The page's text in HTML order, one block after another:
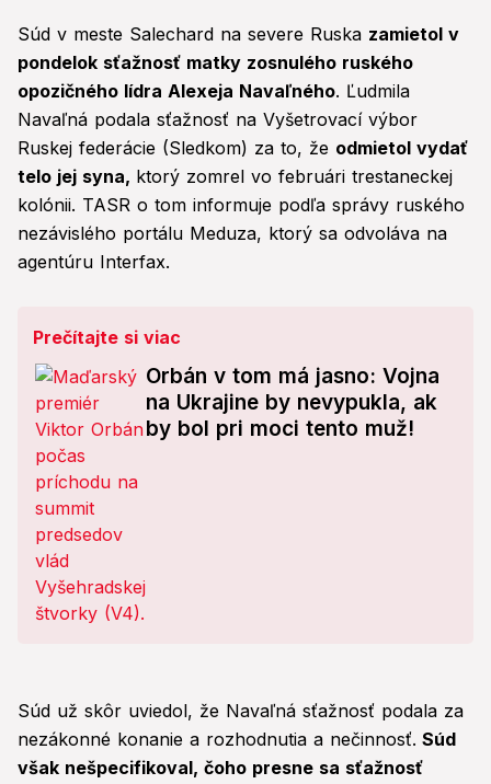
Súd v meste Salechard na severe Ruska zamietol v
pondelok sťažnosť matky zosnulého ruského
opozičného lídra Alexeja Navaľného. Ľudmila
Navaľná podala sťažnosť na Vyšetrovací výbor
Ruskej federácie (Sledkom) za to, že odmietol vydať
telo jej syna, ktorý zomrel vo februári trestaneckej
kolónii. TASR o tom informuje podľa správy ruského
nezávislého portálu Meduza, ktorý sa odvoláva na
agentúru Interfax.
Prečítajte si viac
Orbán v tom má jasno: Vojna
na Ukrajine by nevypukla, ak
by bol pri moci tento muž!
Súd už skôr uviedol, že Navaľná sťažnosť podala za
nezákonné konanie a rozhodnutia a nečinnosť. Súd
však nešpecifikoval, čoho presne sa sťažnosť